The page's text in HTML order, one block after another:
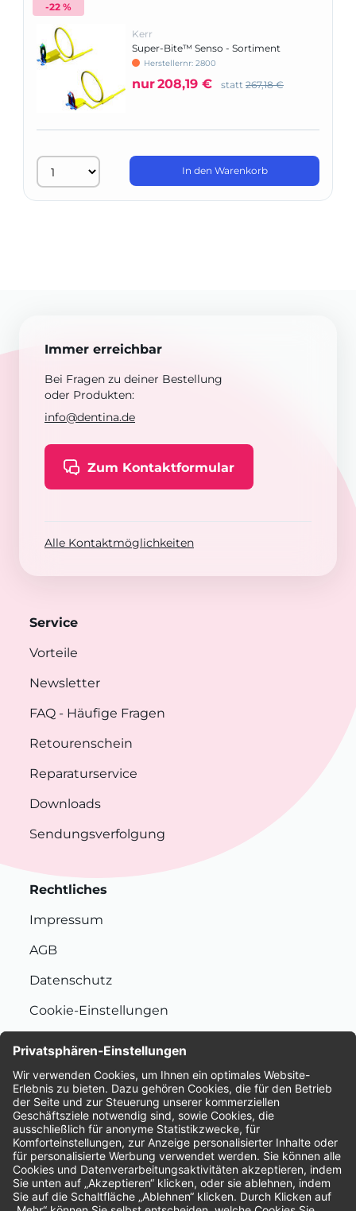
-22 %
Kerr
Super-Bite™ Senso - Sortiment
Herstellernr: 2800
nur208,19 € statt 267,18 €
In den Warenkorb
Immer erreichbar
Bei Fragen zu deiner Bestellung
oder Produkten:
info@dentina.de
Zum Kontaktformular
Alle Kontaktmöglichkeiten
Service
Vorteile
Newsletter
FAQ - Häufige Fragen
Retourenschein
Reparaturservice
Downloads
Sendungsverfolgung
Rechtliches
Impressum
AGB
Datenschutz
Cookie-Einstellungen
Bewertungen